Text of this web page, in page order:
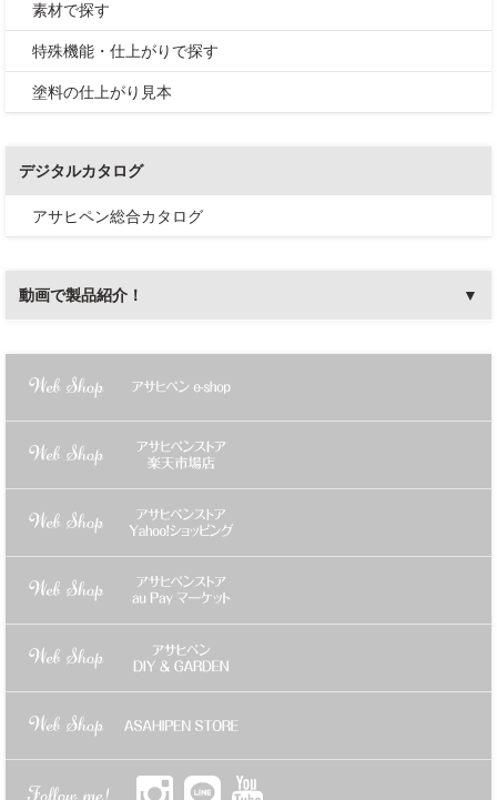
素材で探す
特殊機能・仕上がりで探す
塗料の仕上がり見本
デジタルカタログ
アサヒペン総合カタログ
動画で製品紹介！